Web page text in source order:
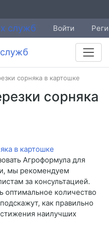
Войти
сорняка в картошке
сорняка
Агроформула для
мы рекомендуем
за консультацией.
оптимальное количество
как правильно
наилучших